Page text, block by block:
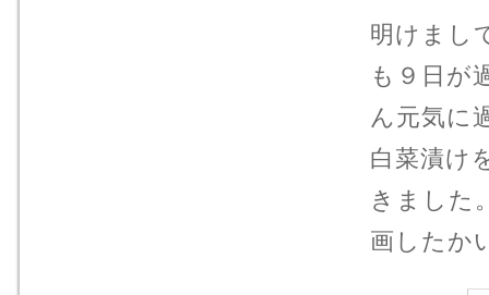
明けまし
も９日が
ん元気に
白菜漬け
きました
画したか